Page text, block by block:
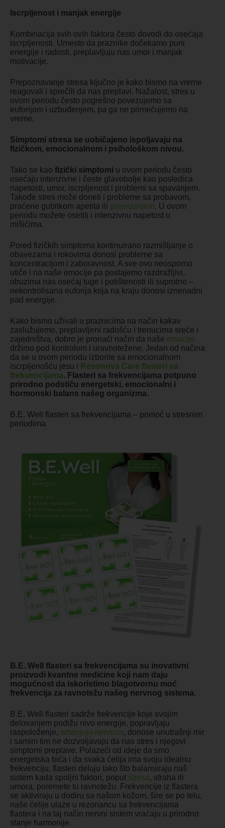
Iscrpljenost i manjak energije
Kombinacija svih ovih faktora često dovodi do osećaja
iscrpljenosti. Umesto da praznike dočekamo puni
energije i radosti, preplavljuju nas umor i manjak
motivacije.
Prepoznavanje stresa ključno je kako bismo na vreme
reagovali i sprečili da nas preplavi. Nažalost, stres u
ovom periodu često pogrešno povezujemo sa
euforijom i uzbuđenjem, pa ga ne primećujemo na
vreme.
Simptomi stresa se uobičajeno ispoljavaju na
fizičkom, emocionalnom i psihološkom nivou.
Tako se kao fizički simptomi u ovom periodu često
osećaju intenzivne i česte glavobolje kao posledica
napetosti, umor, iscrpljenost i problemi sa spavanjem.
Takođe stres može doneti i probleme sa probavom,
praćene gubitkom apetita ili prejedanjem. U ovom
periodu možete osetiti i intenzivnu napetost u
mišićima.
Pored fizičkih simptoma kontinuirano razmišljanje o
obavezama i rokovima donosi probleme sa
koncentracijom i zaboravnost. A sve ovo neosporno
utiče i na naše emocije pa postajemo razdražljivi,
obuzima nas osećaj tuge i potištenosti ili suprotno –
nekontrolisana euforija koja na kraju donosi iznenadni
pad energije.
Kako bismo uživali u praznicima na način kakav
zaslužujemo, preplavljeni radošću i trenucima sreće i
zajedništva, dobro je pronaći način da naše emocije
držimo pod kontrolom i uravnotežene. Jedan od načina
da se u ovom periodu izborite sa emocionalnom
iscrpljenošću jesu i Resonova Care flasteri sa
frekvencijama. Flasteri sa frekvencijama potpuno
prirodno podstiču energetski, emocionalni i
hormonski balans našeg organizma.
B.E. Well flasteri sa frekvencijama – pomoć u stresnim
periodima
B.E. Well flasteri sa frekvencijama su inovativni
proizvodi kvantne medicine koji nam daju
mogućnost da iskoristimo blagotvornu moć
frekvencija za ravnotežu našeg nervnog sistema.
B.E. Well flasteri sadrže frekvencije koje svojim
delovanjem podižu nivo energije, popravljaju
raspoloženje, smanjuju nervozu, donose unutrašnji mir
i samim tim ne dozvoljavaju da nas stres i njegovi
simptomi preplave. Polazeći od ideje da smo
energetska bića i da svaka ćelija ima svoju idealnu
frekvenciju, flasteri deluju tako što balansiraju naš
sistem kada spoljni faktori, poput stresa, straha ili
umora, poremete tu ravnotežu. Frekvencije iz flastera
se aktiviraju u dodiru sa našom kožom, šire se po telu,
naše ćelije ulaze u rezonancu sa frekvencijama
flastera i na taj način nervni sistem vraćaju u prirodno
stanje harmonije.